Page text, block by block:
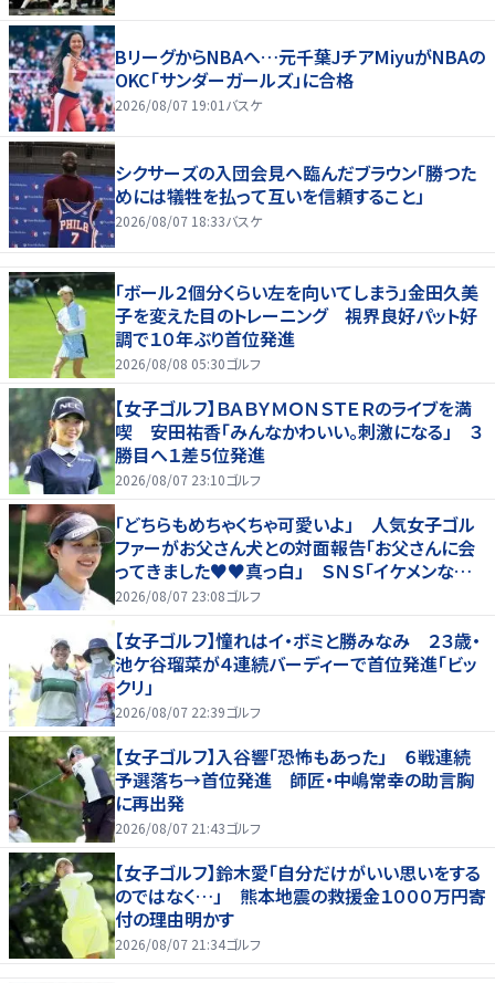
BリーグからNBAへ…元千葉JチアMiyuがNBAの
OKC「サンダーガールズ」に合格
2026/08/07 19:01 バスケ
シクサーズの入団会見へ臨んだブラウン「勝つた
めには犠牲を払って互いを信頼すること」
2026/08/07 18:33バスケ
「ボール２個分くらい左を向いてしまう」金田久美
子を変えた目のトレーニング 視界良好パット好
調で１０年ぶり首位発進
2026/08/08 05:30ゴルフ
【女子ゴルフ】ＢＡＢＹＭＯＮＳＴＥＲのライブを満
喫 安田祐香「みんなかわいい。刺激になる」 ３
勝目へ１差５位発進
2026/08/07 23:10ゴルフ
「どちらもめちゃくちゃ可愛いよ」 人気女子ゴル
ファーがお父さん犬との対面報告「お父さんに会
ってきました♥♥真っ白」 ＳＮＳ「イケメンなお
父さん」「白戸家入りするんですか？」
2026/08/07 23:08ゴルフ
【女子ゴルフ】憧れはイ・ボミと勝みなみ ２３歳・
池ケ谷瑠菜が４連続バーディーで首位発進「ビッ
クリ」
2026/08/07 22:39ゴルフ
【女子ゴルフ】入谷響「恐怖もあった」 ６戦連続
予選落ち→首位発進 師匠・中嶋常幸の助言胸
に再出発
2026/08/07 21:43ゴルフ
【女子ゴルフ】鈴木愛「自分だけがいい思いをする
のではなく…」 熊本地震の救援金１０００万円寄
付の理由明かす
2026/08/07 21:34ゴルフ